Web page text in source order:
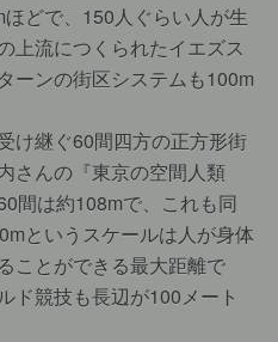
どで、150人ぐらい人が生
上流につくられたイエズス
ーンの街区システムも100m
け継ぐ60間四方の正方形街
さんの『東京の空間人類
間は約108mで、これも同
というスケールは人が身体
ことができる最大距離で
ド競技も長辺が100メート